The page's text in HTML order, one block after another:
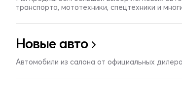
транспорта, мототехники, спецтехники и
Новые авто
Автомобили из салона от официальных